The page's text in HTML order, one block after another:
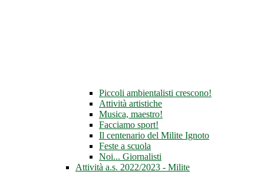
Piccoli ambientalisti crescono!
Attività artistiche
Musica, maestro!
Facciamo sport!
Il centenario del Milite Ignoto
Feste a scuola
Noi... Giornalisti
Attività a.s. 2022/2023 - Milite